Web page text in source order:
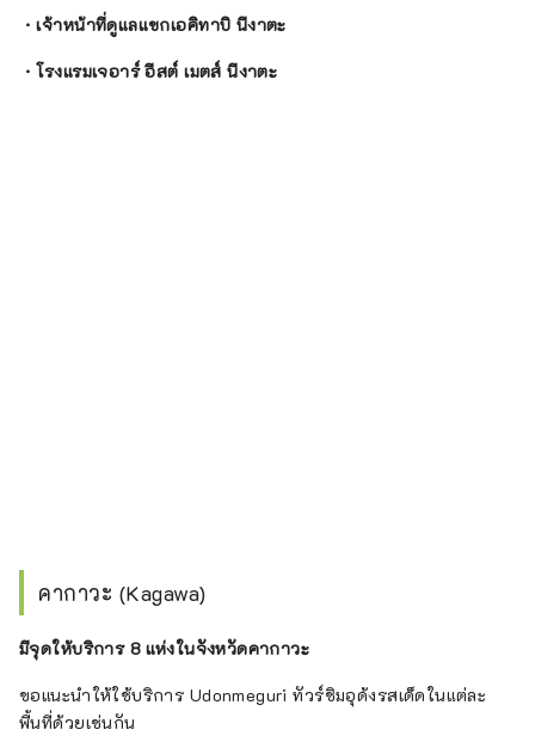
・เจ้าหน้าที่ดูแลแขกเอคิทาบิ นีงาตะ
・โรงแรมเจอาร์ อีสต์ เมตส์ นีงาตะ
คากาวะ (Kagawa)
มีจุดให้บริการ 8 แห่งในจังหวัดคากาวะ
ขอแนะนำให้ใช้บริการ Udonmeguri ทัวร์ชิมอุด้งรสเด็ดในแต่ละ
พื้นที่ด้วยเช่นกัน